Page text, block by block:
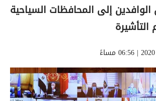
الوافدين إلى المحافظات السياحية